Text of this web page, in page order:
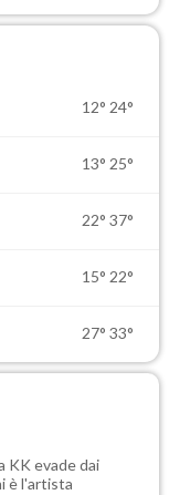
12° 24°
13° 25°
22° 37°
15° 22°
27° 33°
KK evade dai
è l'artista